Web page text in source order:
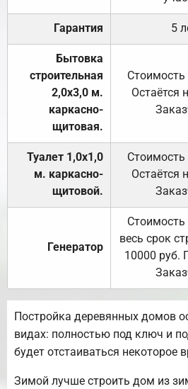
Гарантия 5
Бытовка
строительная
2,0х3,0 м.
каркасно-
щитовая.
Стоимость
Остаётся
Туалет 1,0х1,0
м. каркасно-
щитовой.
Стоимость
Остаётся
Генератор
весь срок
10000 руб.
Постройка деревянных домов
видах: полностью под ключ и
будет отстаиваться некоторое
Зимой лучше строить дом из